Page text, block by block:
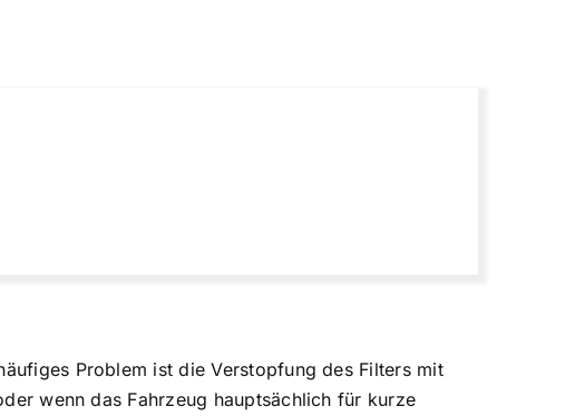
Problem ist die Verstopfung des Filters mit
wenn das Fahrzeug hauptsächlich für kurze